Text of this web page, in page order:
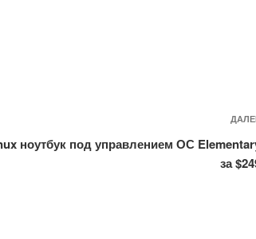
ноутбук под управлением ОС
за